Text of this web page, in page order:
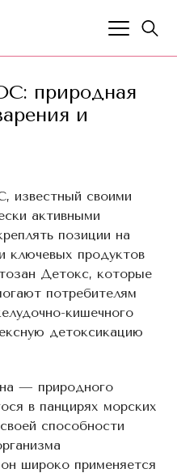
природная
и
известный своими
активными
позиции на
ключевых продуктов
Детокс, которые
потребителям
кишечного
детоксикацию
— природного
в панцирях морских
способности
широко применяется